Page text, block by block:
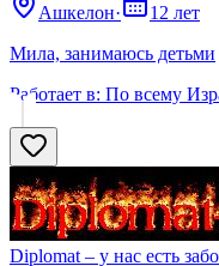
Ашкелон·
12 лет
Мила, занимаюсь детьми
Работает в: По всему
Diplomat – у нас есть